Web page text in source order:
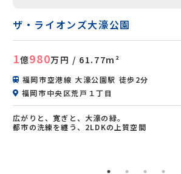
ザ・ライオンズ大濠公園
1億980万円 / 61.77m²
福岡市空港線 大濠公園駅 徒歩2分
福岡市中央区荒戸１丁目
広がりと、寛ぎと、大濠の緑。
都市の洗練を纏う、2LDKの上質空間